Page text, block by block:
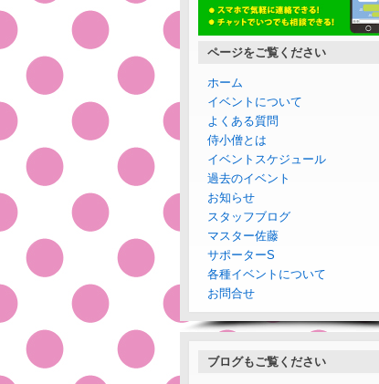
ページをご覧ください
ホーム
イベントについて
よくある質問
侍小僧とは
イベントスケジュール
過去のイベント
お知らせ
スタッフブログ
マスター佐藤
サポーターS
各種イベントについて
お問合せ
ブログもご覧ください